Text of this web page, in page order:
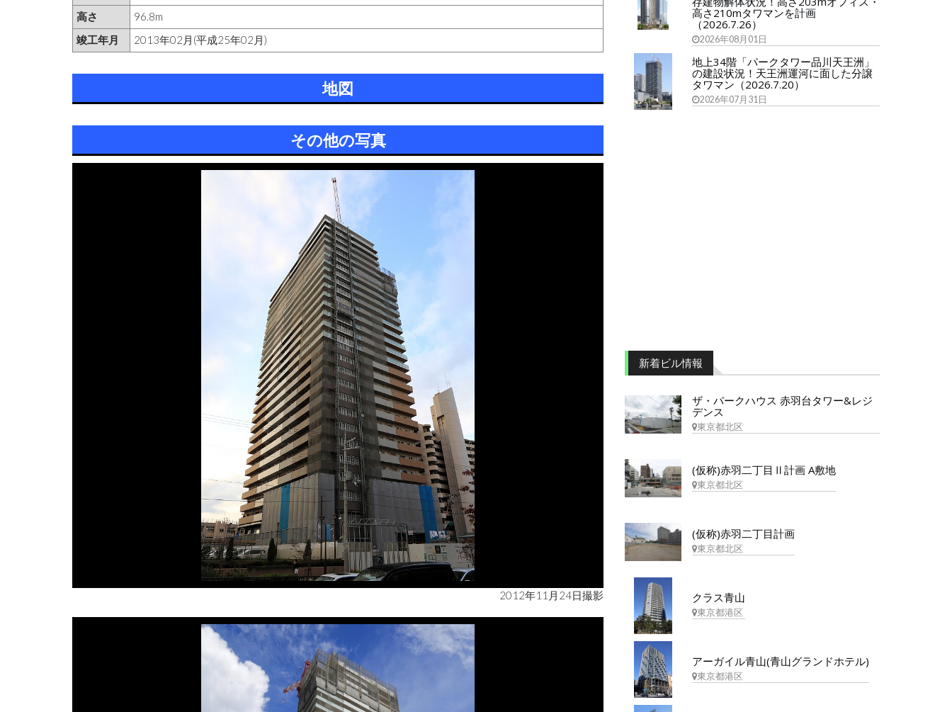
高さ
96.8m
竣工年月
2013年02月(平成25年02月)
地図
その他の写真
2012年11月24日撮影
高さ210mタワマンを計画
（2026.7.26）
2026年08月01日
地上34階「パークタワー品川天王洲」
の建設状況！天王洲運河に面した分譲
タワマン（2026.7.20）
2026年07月31日
新着ビル情報
ザ・パークハウス 赤羽台タワー&レジ
デンス
東京都北区
(仮称)赤羽二丁目Ⅱ計画 A敷地
東京都北区
(仮称)赤羽二丁目計画
東京都北区
クラス青山
東京都港区
アーガイル青山(青山グランドホテル)
東京都港区